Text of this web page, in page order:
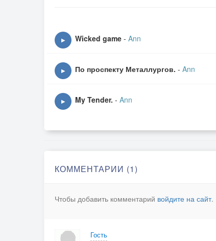
▶ Wicked game - Ann
▶ По проспекту Металлургов. - Ann
▶ My Tender. - Ann
КОММЕНТАРИИ (1)
Чтобы добавить комментарий войдите на сайт.
Гость